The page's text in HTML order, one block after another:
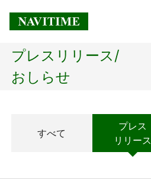
トップページ
経営理念
プレスリリース/
おしらせ
すべて
プレス
リリース